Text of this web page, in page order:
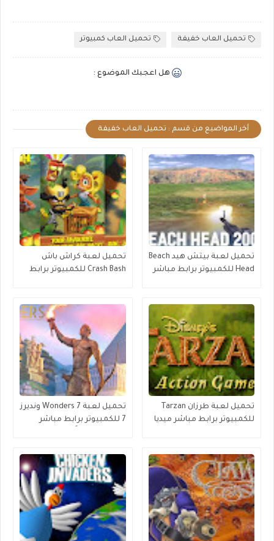
تحميل العاب خفيفة تحميل العاب كمبيوتر
هل اعجبك الموضوع :
أخر المواضيع من قسم : تحميل العاب خفيفة
تحميل لعبة بيتش هيد Beach
Head للكمبيوتر برابط مباشر
تحميل لعبة كراش باش
Crash Bash للكمبيوتر برابط
تحميل لعبة طرزان Tarzan
للكمبيوتر برابط مباشر ميديا
تحميل لعبة 7 Wonders ونديرز
7 للكمبيوتر برابط مباشر